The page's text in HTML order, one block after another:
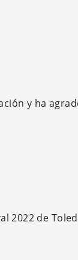
y ha
2022 de